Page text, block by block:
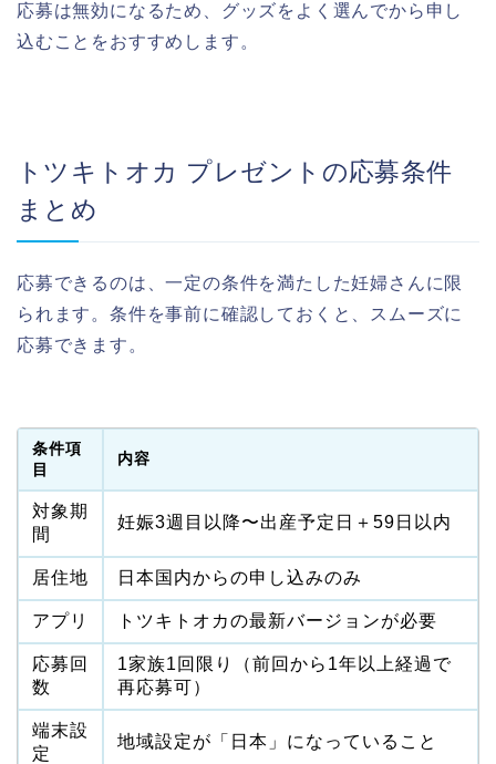
応募は無効になるため、グッズをよく選んでから申し
込むことをおすすめします。
トツキトオカ プレゼントの応募条件
まとめ
応募できるのは、一定の条件を満たした妊婦さんに限
られます。条件を事前に確認しておくと、スムーズに
応募できます。
条件項
目
内容
対象期
間
妊娠3週目以降〜出産予定日＋59日以内
居住地 日本国内からの申し込みのみ
アプリ トツキトオカの最新バージョンが必要
応募回
数
1家族1回限り（前回から1年以上経過で
再応募可）
端末設
定
地域設定が「日本」になっていること